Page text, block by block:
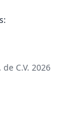
C.V. 2026